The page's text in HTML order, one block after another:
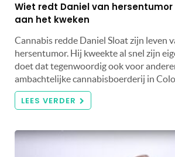
Wiet redt Daniel van hersentumor
aan het kweken
Cannabis redde Daniel Sloat zijn leven
hersentumor. Hij kweekte al snel zijn
doet dat tegenwoordig ook voor
ambachtelijke cannabisboerderij in
LEES VERDER